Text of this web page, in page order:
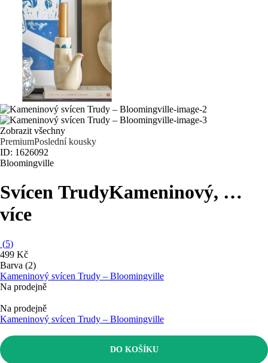
Zobrazit všechny
PremiumPoslední kousky
ID: 1626092
Bloomingville
Svícen TrudyKameninový, …
více
(5)
499 Kč
Barva (2)
Kameninový svícen Trudy – Bloomingville
Na prodejně
Na prodejně
Kameninový svícen Trudy – Bloomingville
DO KOŠÍKU